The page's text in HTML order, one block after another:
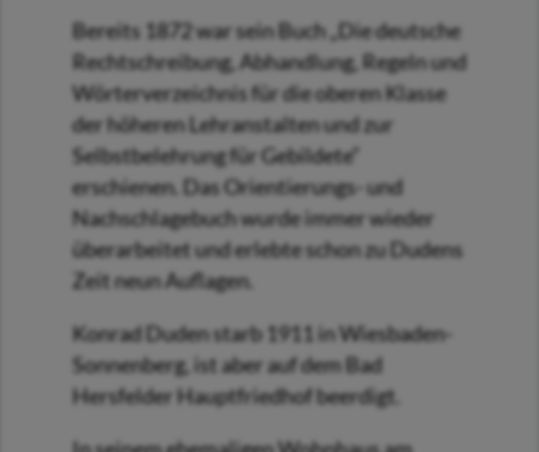
Bereits 1872 war sein Buch „Die deutsche
Rechtschreibung, Abhandlung, Regeln und
Wörterverzeichnis für die oberen Klasse
der höheren Lehranstalten und zur
Selbstbelehrung für Gebildete“
erschienen. Das Orientierungs- und
Nachschlagebuch wurde immer wieder
überarbeitet und erlebte schon zu Dudens
Zeit neun Auflagen.
Konrad Duden starb 1911 in Wiesbaden-
Sonnenberg, ist aber auf dem Bad
Hersfelder Hauptfriedhof beerdigt.